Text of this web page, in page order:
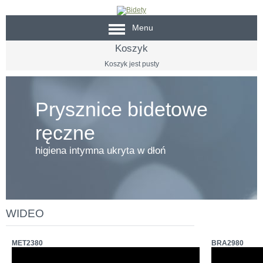
Menu
Koszyk
Koszyk jest pusty
Prysznice bidetowe
ręczne
higiena intymna ukryta w dłoń
WIDEO
MET2380 BRA2980